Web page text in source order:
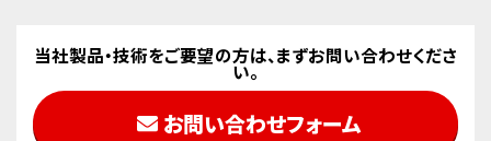
当社製品・技術をご要望の方は、まずお問い合わせくださ
い。
お問い合わせフォーム